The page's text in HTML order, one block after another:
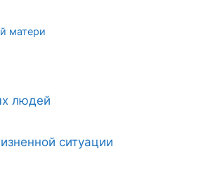
матери
людей
ситуации